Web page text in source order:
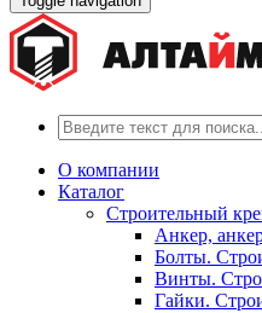
О компании
Каталог
Строительный
Анкер,
Болты.
Винты.
Гайки.